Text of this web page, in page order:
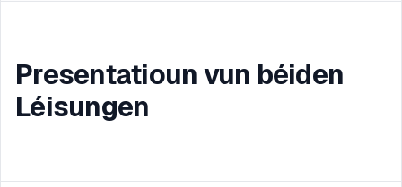
Presentatioun vun béiden
Léisungen